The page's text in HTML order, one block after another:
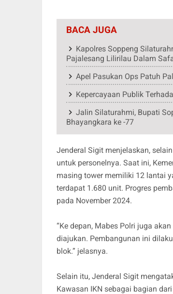
BACA JUGA
Kapolres Soppeng
Pajalesang Lilirilau Dalam
Apel Pasukan Ops Patuh
Kepercayaan Publik
Jalin Silaturahmi, Bupati
Bhayangkara ke -77
Jenderal Sigit menjelaskan,
untuk personelnya. Saat ini,
masing tower memiliki 12 lantai
terdapat 1.680 unit. Progres
pada November 2024.
“Ke depan, Mabes Polri juga
diajukan. Pembangunan ini
blok.” jelasnya.
Selain itu, Jenderal Sigit
Kawasan IKN sebagai bagian